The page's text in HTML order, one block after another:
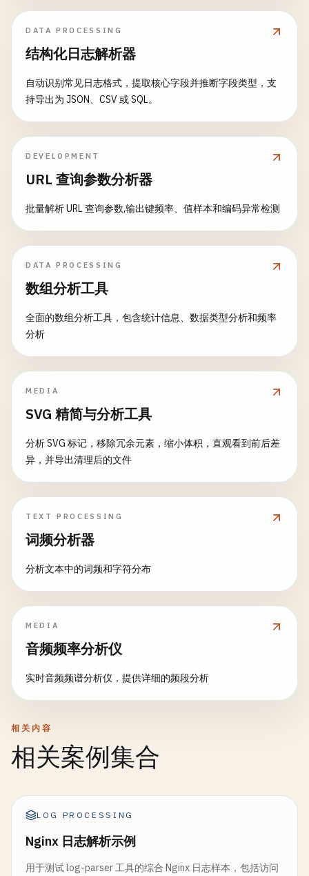
DATA PROCESSING
结构化日志解析器
自动识别常见日志格式，提取核心字段并推断字段类型，支
持导出为 JSON、CSV 或 SQL。
DEVELOPMENT
URL 查询参数分析器
批量解析 URL 查询参数,输出键频率、值样本和编码异常检测
DATA PROCESSING
数组分析工具
全面的数组分析工具，包含统计信息、数据类型分析和频率
分析
MEDIA
SVG 精简与分析工具
分析 SVG 标记，移除冗余元素，缩小体积，直观看到前后差
异，并导出清理后的文件
TEXT PROCESSING
词频分析器
分析文本中的词频和字符分布
MEDIA
音频频率分析仪
实时音频频谱分析仪，提供详细的频段分析
相关内容
相关案例集合
LOG PROCESSING
Nginx 日志解析示例
用于测试 log-parser 工具的综合 Nginx 日志样本，包括访问